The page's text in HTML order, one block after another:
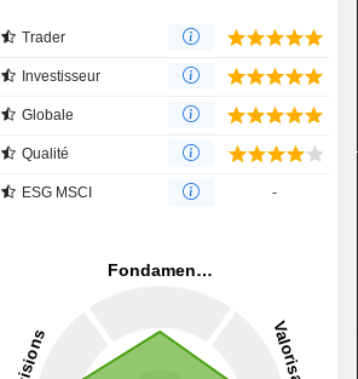
Trader
Investisseur
Globale
Qualité
ESG MSCI -